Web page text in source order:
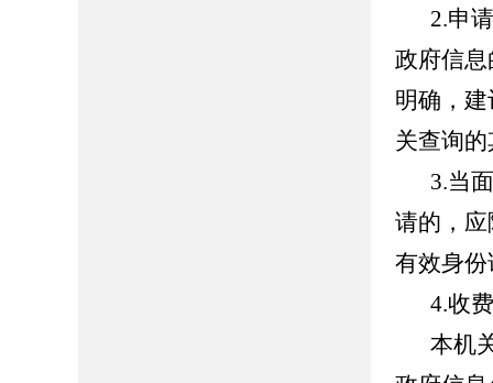
2.申
政府信
明确，
关查询
3.当
请的，
有效身
4.收
本机